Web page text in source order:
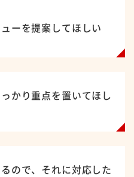
ーを提案してほしい
かり重点を置いてほし
ので、それに対応した